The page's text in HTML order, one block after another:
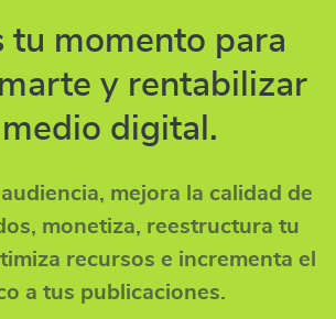
tu momento para
y rentabilizar
digital.
mejora la calidad de
monetiza, reestructura tu
recursos e incrementa el
a tus publicaciones.